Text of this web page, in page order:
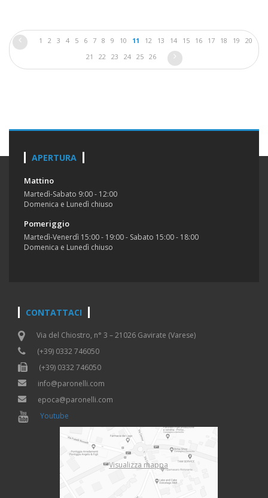
1 2 3 4 5 6 7 8 9 10 11 12 13 14 15 16 17 18 19
20
21
22 23 24 25 26
APERTURA
Mattino
Martedì-Sabato 9:00 - 12:00
Domenica e Lunedì chiuso
Pomeriggio
Martedì-Venerdì 15:00 - 19:00 - Sabato 15:00 - 18:00
Domenica e Lunedì chiuso
CONTATTACI
Via del Chiostro, n° 3 – 21026 Gavirate (Varese)
(+39) 0332 746050
(+39) 0332 746050
info@paronelli.com
epoca@paronelli.com
Youtube
Visualizza mappa